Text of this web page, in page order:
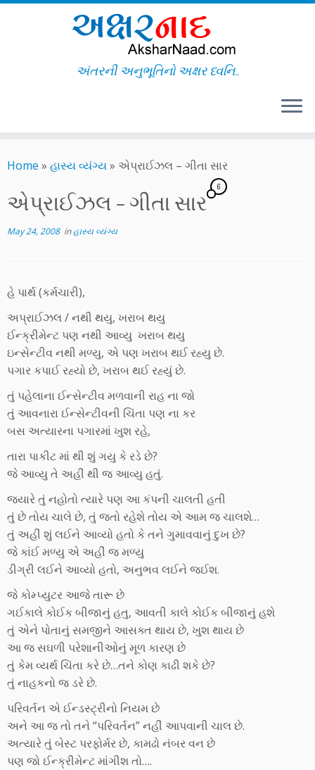
to
અંતરની અનુભૂતિનો અક્ષર ધ્વનિ..
Home » હાસ્ય વ્યંગ્ય» એપ્રાઈઝલ – ગીતા સાર
એપ્રાઈઝલ – ગીતા સાર
6
May 24, 2008inહાસ્ય વ્યંગ્ય
હે પાર્થ (કર્મચારી),
અપ્રાઈઝલ / નથી થયુ, ખરાબ થયુ
ઈન્ક્રીમેન્ટ પણ નથી આવ્યુ ખરાબ થયુ
ઇન્સેન્ટીવ નથી મળ્યુ, એ પણ ખરાબ થઈ રહ્યુ છે.
પગાર કપાઈ રહ્યો છે, ખરાબ થઈ રહ્યું છે.
તું પહેલાના ઈન્સેન્ટીવ મળવાની રાહ ના જો
તું આવનારા ઈન્સેન્ટીવની ચિંતા પણ ના કર
બસ અત્યારના પગારમાં ખુશ રહે,
તારા પાકીટ માં થી શું ગયુ કે રડે છે?
જે આવ્યુ તે અહીં થી જ આવ્યુ હતું.
જ્યારે તું નહોતો ત્યારે પણ આ કંપની ચાલતી હતી
તું છે તોય ચાલે છે, તું જતો રહેશે તોય એ આમ જ ચાલશે…
તું અહીં શું લઈને આવ્યો હતો કે તને ગુમાવવાનું દુખ છે?
જે કાંઈ મળ્યુ એ અહીં જ મળ્યુ
ડીગ્રી લઈને આવ્યો હતો, અનુભવ લઈને જઈશ.
જે કોમ્પ્યુટર આજે તારૂ છે
ગઈકાલે કોઈક બીજાનું હતુ, આવતી કાલે કોઈક બીજાનું હશે
તું એને પોતાનું સમજીને આસક્ત થાય છે, ખુશ થાય છે
આ જ સઘળી પરેશાનીઓનું મૂળ કારણ છે
તું કેમ વ્યર્થ ચિંતા કરે છે…તને કોણ કાઢી શકે છે?
તું નાહકનો જ ડરે છે.
પરિવર્તન એ ઈન્ડસ્ટ્રીનો નિયમ છે
અને આ જ તો તને “પરિવર્તન” નહીં આપવાની ચાલ છે.
અત્યારે તું બેસ્ટ પરફોર્મર છે, કામઢો નંબર વન છે
પણ જો ઈન્ક્રીમેન્ટ માંગીશ તો….